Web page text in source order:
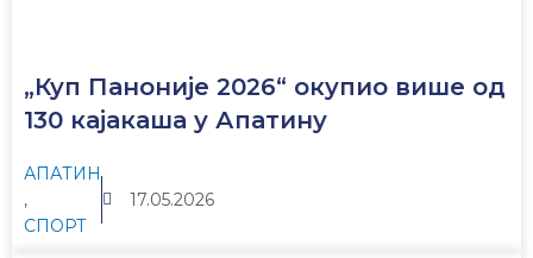
„Куп Паноније 2026“ окупио више од
130 кајакаша у Апатину
АПАТИН
,
СПОРТ
17.05.2026